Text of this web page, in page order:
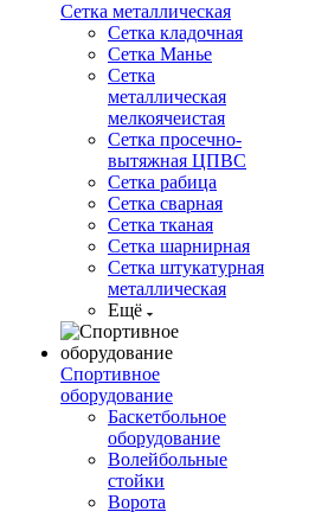
Сетка металлическая
Сетка кладочная
Сетка Манье
Сетка
металлическая
мелкоячеистая
Сетка просечно-
вытяжная ЦПВС
Сетка рабица
Сетка сварная
Сетка тканая
Сетка шарнирная
Сетка штукатурная
металлическая
Ещё
Спортивное
оборудование
Баскетбольное
оборудование
Волейбольные
стойки
Ворота